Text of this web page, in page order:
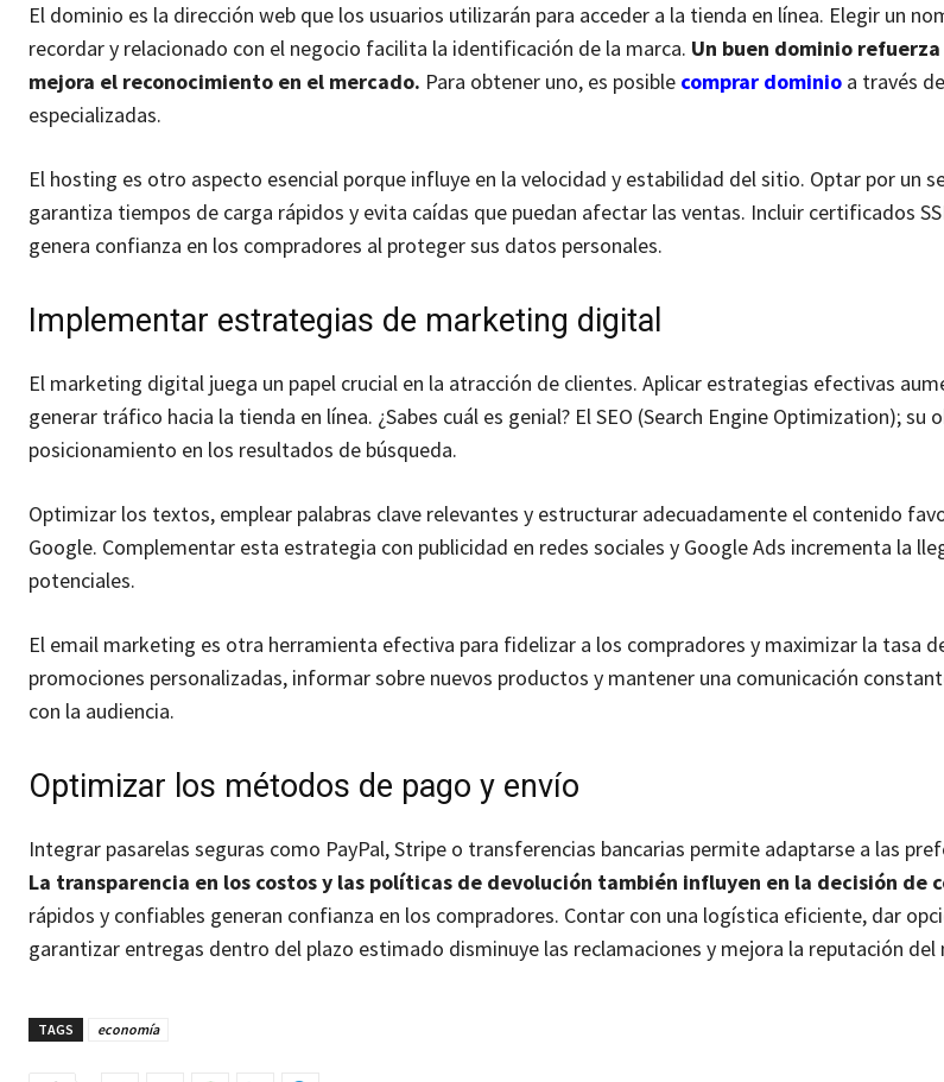
El dominio es la dirección web que los usuarios utilizarán para acceder a la tienda en línea. Elegir un
recordar y relacionado con el negocio facilita la identificación de la marca. Un buen dominio
mejora el reconocimiento en el mercado. Para obtener uno, es posible comprar dominio a través
especializadas.
El hosting es otro aspecto esencial porque influye en la velocidad y estabilidad del sitio. Optar por un
garantiza tiempos de carga rápidos y evita caídas que puedan afectar las ventas. Incluir certificados
genera confianza en los compradores al proteger sus datos personales.
Implementar estrategias de marketing digital
El marketing digital juega un papel crucial en la atracción de clientes. Aplicar estrategias efectivas
generar tráfico hacia la tienda en línea. ¿Sabes cuál es genial? El SEO (Search Engine Optimization); su
posicionamiento en los resultados de búsqueda.
Optimizar los textos, emplear palabras clave relevantes y estructurar adecuadamente el contenido
Google. Complementar esta estrategia con publicidad en redes sociales y Google Ads incrementa la
potenciales.
El email marketing es otra herramienta efectiva para fidelizar a los compradores y maximizar la tasa
promociones personalizadas, informar sobre nuevos productos y mantener una comunicación
con la audiencia.
Optimizar los métodos de pago y envío
Integrar pasarelas seguras como PayPal, Stripe o transferencias bancarias permite adaptarse a las
La transparencia en los costos y las políticas de devolución también influyen en la decisión de
rápidos y confiables generan confianza en los compradores. Contar con una logística eficiente, dar
garantizar entregas dentro del plazo estimado disminuye las reclamaciones y mejora la reputación del
TAGS economía